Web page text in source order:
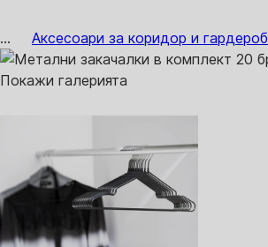
... Аксесоари за коридор и гардероб
Покажи галерията